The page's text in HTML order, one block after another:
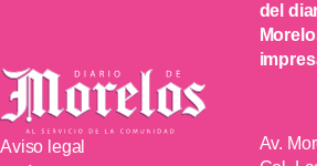
Aviso legal
del
Av.